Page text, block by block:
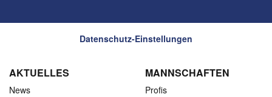
Datenschutz-Einstellungen
AKTUELLES
News
MANNSCHAFTEN
Profis